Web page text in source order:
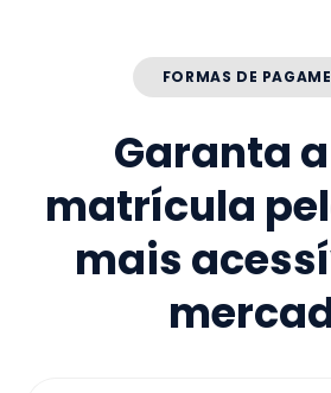
FORMAS DE
Garanta
matrícula
mais